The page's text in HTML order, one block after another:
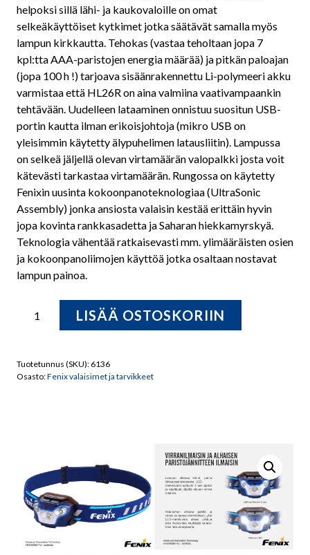
helpoksi sillä lähi- ja kaukovaloille on omat
selkeäkäyttöiset kytkimet jotka säätävät samalla myös
lampun kirkkautta. Tehokas (vastaa teholtaan jopa 7
kpl:tta AAA-paristojen energia määrää) ja pitkän paloajan
(jopa 100 h !) tarjoava sisäänrakennettu Li-polymeeri akku
varmistaa että HL26R on aina valmiina vaativampaankin
tehtävään. Uudelleen lataaminen onnistuu suositun USB-
portin kautta ilman erikoisjohtoja (mikro USB on
yleisimmin käytetty älypuhelimen latausliitin). Lampussa
on selkeä jäljellä olevan virtamäärän valopalkki josta voit
kätevästi tarkastaa virtamäärän. Rungossa on käytetty
Fenixin uusinta kokoonpanoteknologiaa (UltraSonic
Assembly) jonka ansiosta valaisin kestää erittäin hyvin
jopa kovinta rankkasadetta ja Saharan hiekkamyrskyä.
Teknologia vähentää ratkaisevasti mm. ylimääräisten osien
ja kokoonpanoliimojen käyttöä jotka osaltaan nostavat
lampun painoa.
HL26R
määrä
LISÄÄ OSTOSKORIIN
Tuotetunnus (SKU): 6136
Osasto:Fenix valaisimet ja tarvikkeet